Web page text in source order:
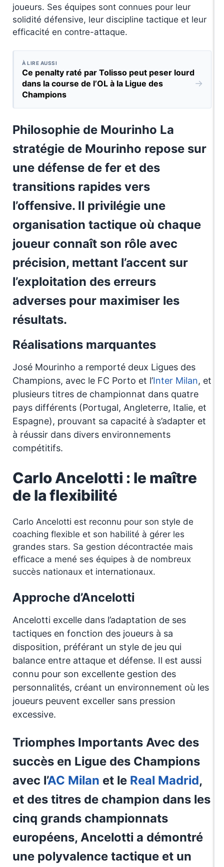
joueurs. Ses équipes sont connues pour leur
solidité défensive, leur discipline tactique et leur
efficacité en contre-attaque.
À LIRE AUSSI
Ce penalty raté par Tolisso peut peser lourd
dans la course de l’OL à la Ligue des
Champions
→
Philosophie de Mourinho La
stratégie de Mourinho repose sur
une défense de fer et des
transitions rapides vers
l’offensive. Il privilégie une
organisation tactique où chaque
joueur connaît son rôle avec
précision, mettant l’accent sur
l’exploitation des erreurs
adverses pour maximiser les
résultats.
Réalisations marquantes
José Mourinho a remporté deux Ligues des
Champions, avec le FC Porto et l’Inter Milan, et
plusieurs titres de championnat dans quatre
pays différents (Portugal, Angleterre, Italie, et
Espagne), prouvant sa capacité à s’adapter et
à réussir dans divers environnements
compétitifs.
Carlo Ancelotti : le maître
de la flexibilité
Carlo Ancelotti est reconnu pour son style de
coaching flexible et son habilité à gérer les
grandes stars. Sa gestion décontractée mais
efficace a mené ses équipes à de nombreux
succès nationaux et internationaux.
Approche d’Ancelotti
Ancelotti excelle dans l’adaptation de ses
tactiques en fonction des joueurs à sa
disposition, préférant un style de jeu qui
balance entre attaque et défense. Il est aussi
connu pour son excellente gestion des
personnalités, créant un environnement où les
joueurs peuvent exceller sans pression
excessive.
Triomphes Importants Avec des
succès en Ligue des Champions
avec l’AC Milan et le Real Madrid,
et des titres de champion dans les
cinq grands championnats
européens, Ancelotti a démontré
une polyvalence tactique et un